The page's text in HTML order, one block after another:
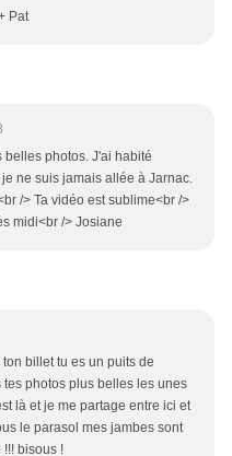
Pat
belles photos. J'ai habité
ne suis jamais allée à Jarnac.
/> Ta vidéo est sublime<br />
midi<br /> Josiane
billet tu es un puits de
photos plus belles les unes
là et je me partage entre ici et
le parasol mes jambes sont
bisous !